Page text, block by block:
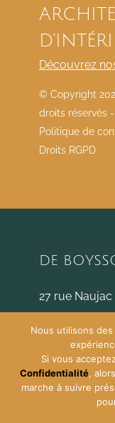
Découvrez
© Copyright
droits réservés
Politique de
Droits RGPD
DE
27 rue Naujac
33000
06.22.19.94.24
Nous utilisons
Si vous
Confidentialité,
marche à suivre